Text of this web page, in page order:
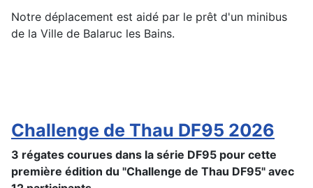
Notre déplacement est aidé par le prêt d'un minibus
de la Ville de Balaruc les Bains.
Challenge de Thau DF95 2026
3 régates courues dans la série DF95 pour cette
première édition du "Challenge de Thau DF95" avec